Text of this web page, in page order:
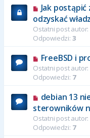
Jak
odzyskać
Ostatni post autor:
Odpowiedzi: 3
FreeBSD i
Ostatni post autor:
Odpowiedzi: 7
debian 13
sterowników
Ostatni post autor:
Odpowiedzi: 7